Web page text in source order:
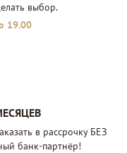
выбор.
19.00
в рассрочку БЕЗ
банк-партнёр!